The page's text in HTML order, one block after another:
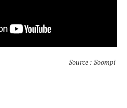
Source : Soompi